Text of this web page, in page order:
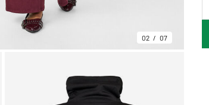
02 07